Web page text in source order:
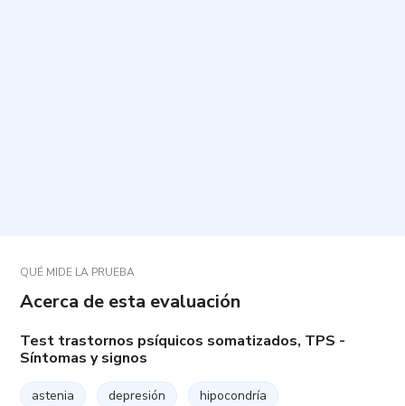
QUÉ MIDE LA PRUEBA
Acerca de esta evaluación
Test trastornos psíquicos somatizados, TPS -
Síntomas y signos
astenia depresión hipocondría